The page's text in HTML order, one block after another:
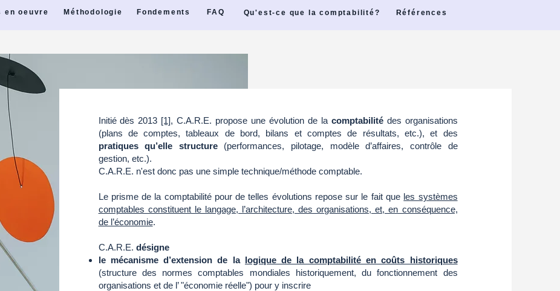
en oeuvre Méthodologie Fondements FAQ Qu'est-ce que la comptabilité? Références
Initié dès 2013 [1], C.A.R.E. propose une évolution de la comptabilitédes organisations
(plans de comptes, tableaux de bord, bilans et comptes de résultats, etc.), et des
pratiques qu’elle structure(performances, pilotage, modèle d’affaires, contrôle de
gestion, etc.).
C.A.R.E. n'est donc pas une simple technique/méthode comptable.
Le prisme de la comptabilité pour de telles évolutions repose sur le fait que les systèmes
comptables constituent le langage, l’architecture, des organisations, et, en conséquence,
de l’économie.
C.A.R.E. désigne
le mécanisme d’extension de la logique de la comptabilité en coûts historiques
(structure des normes comptables mondiales historiquement, du fonctionnement des
organisations et de l’ "économie réelle") pour y inscrire